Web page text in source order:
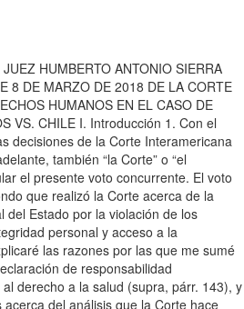
HUMBERTO ANTONIO SIERRA
8 DE MARZO DE 2018 DE LA CORTE
HUMANOS EN EL CASO DE
VS. CHILE I. Introducción 1. Con el
decisiones de la Corte Interamericana
también “la Corte” o “el
el presente voto concurrente. El voto
que realizó la Corte acerca de la
del Estado por la violación de los
personal y acceso a la
las razones por las que me sumé
de responsabilidad
derecho a la salud (supra, párr. 143), y
del análisis que la Corte hace